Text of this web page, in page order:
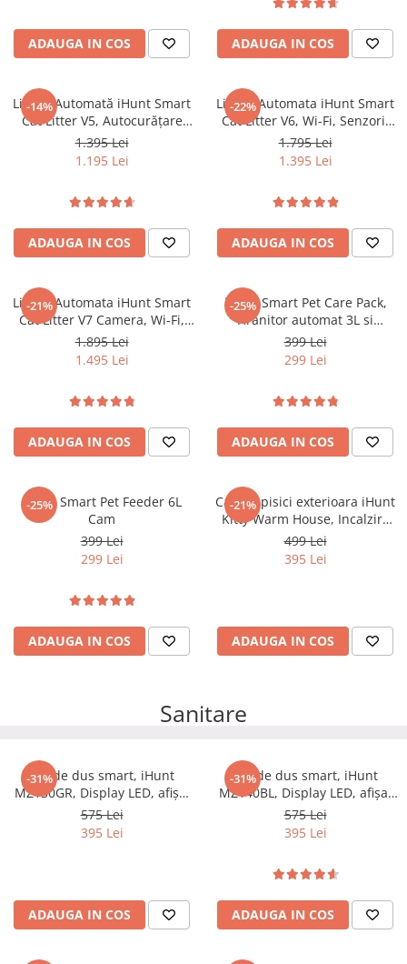
ADAUGA IN COS ADAUGA IN COS
-14%
Litieră Automată iHunt Smart
Cat Litter V5, Autocurățare
Inteligentă, Sistem
Deodorizare, Wi-Fi, Aplicație
Pisici de Toate Dimensiunile
1.395 Lei
1.195 Lei
ADAUGA IN COS
-22%
Litiera Automata iHunt Smart
Cat Litter V6, Wi-Fi, Senzori,
Aplicatie Smart
1.795 Lei
1.395 Lei
ADAUGA IN COS
-21%
Litiera Automata iHunt Smart
Cat Litter V7 Camera, Wi-Fi,
Senzori, Camera video,
Aplicatie Smart
1.895 Lei
1.495 Lei
ADAUGA IN COS
-25%
iHunt Smart Pet Care Pack,
Hranitor automat 3L si
fantana apa 2L pentru
animale de companie
399 Lei
299 Lei
ADAUGA IN COS
-25%
iHunt Smart Pet Feeder 6L
Cam
399 Lei
299 Lei
ADAUGA IN COS
-21%
Casuta pisici exterioara iHunt
Kitty Warm House, Incalzire
25W, Material Oxford
Impermeabil, Sistem Anti-
499 Lei
395 Lei
ADAUGA IN COS
Sanitare
-31%
Set de dus smart, iHunt
MZ130GR, Display LED, afișaj
digital, 4 moduri de curgere,
ajustabil
575 Lei
395 Lei
ADAUGA IN COS
-31%
Set de dus smart, iHunt
MZ140BL, Display LED, afișaj
digital, 4 moduri de curgere,
ajustabil
575 Lei
395 Lei
ADAUGA IN COS